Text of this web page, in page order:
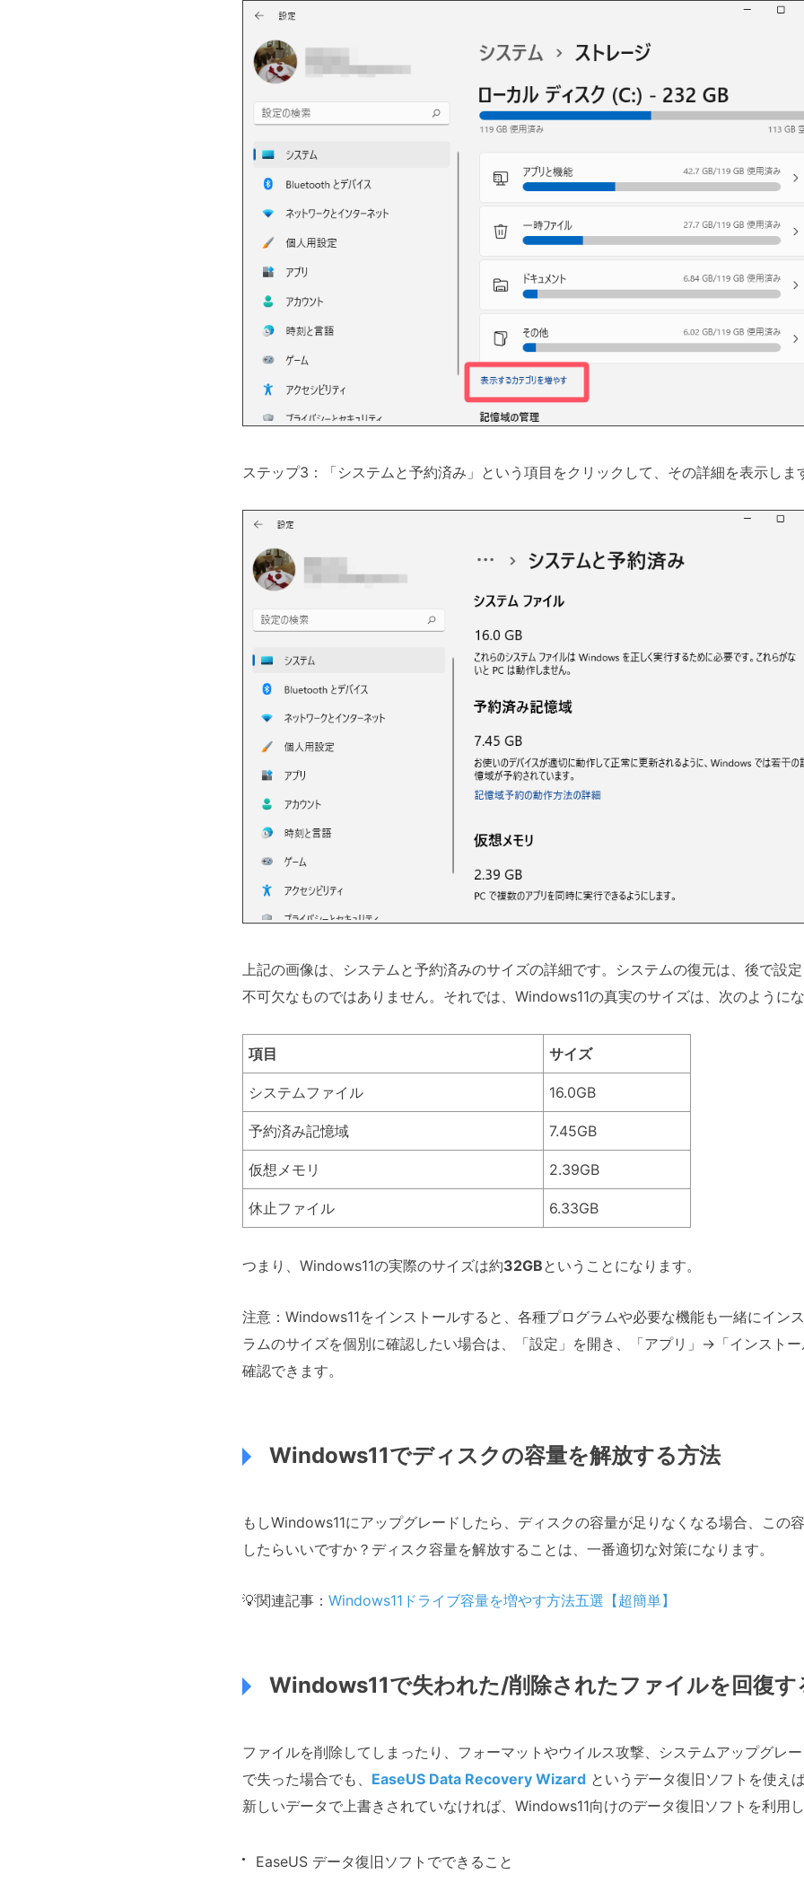
ステップ3：「システムと予約済み」という項目をクリックして、その詳細を表示しま
上記の画像は、システムと予約済みのサイズの詳細です。システムの復元は、後で設
不可欠なものではありません。それでは、Windows11の真実のサイズは、次のように
項目 サイズ
システムファイル 16.0GB
予約済み記憶域 7.45GB
仮想メモリ 2.39GB
休止ファイル 6.33GB
つまり、Windows11の実際のサイズは約32GBということになります。
注意：Windows11をインストールすると、各種プログラムや必要な機能も一緒にイン
ラムのサイズを個別に確認したい場合は、「設定」を開き、「アプリ」→「インスト
確認できます。
Windows11でディスクの容量を解放する方法
もしWindows11にアップグレードしたら、ディスクの容量が足りなくなる場合、この
したらいいですか？ディスク容量を解放することは、一番適切な対策になります。
💡関連記事： Windows11ドライブ容量を増やす方法五選【超簡単】
Windows11で失われた/削除されたファイルを回復す
ファイルを削除してしまったり、フォーマットやウイルス攻撃、システムアップグレ
で失った場合でも、 EaseUS Data Recovery Wizard というデータ復旧ソフトを使え
新しいデータで上書きされていなければ、Windows11向けのデータ復旧ソフトを利用
EaseUS データ復旧ソフトでできること